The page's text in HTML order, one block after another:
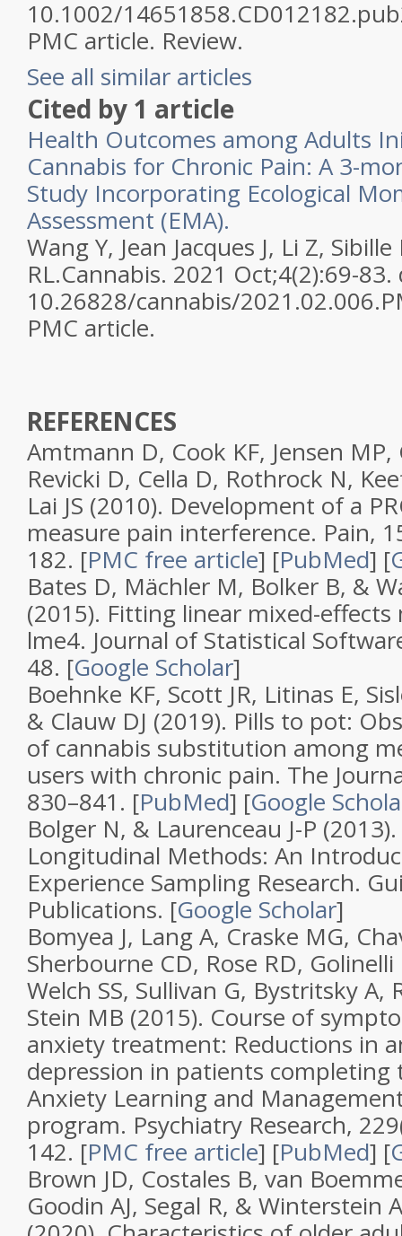
10.1002/
PMC article. Review.
See all similar articles
Cited by 1 article
Health Outcomes among Adults
Cannabis for Chronic Pain: A 3-
Study Incorporating Ecological
Assessment (EMA).
Wang Y, Jean Jacques J, Li Z,
RL.Cannabis. 2021 Oct;4(2):69-83.
10.26828/cannabis/
PMC article.
REFERENCES
Amtmann D, Cook KF, Jensen MP,
Revicki D, Cella D, Rothrock N,
Lai JS (2010). Development of a
measure pain interference. Pain,
182. [PMC free article] [PubMed] [
Bates D, Mächler M, Bolker B, &
(2015). Fitting linear mixed-effects
lme4. Journal of Statistical
48. [Google Scholar]
Boehnke KF, Scott JR, Litinas E,
& Clauw DJ (2019). Pills to pot:
of cannabis substitution among
users with chronic pain. The
830–841. [PubMed] [Google
Bolger N, & Laurenceau J-P (2013).
Longitudinal Methods: An
Experience Sampling Research.
Publications. [Google Scholar]
Bomyea J, Lang A, Craske MG,
Sherbourne CD, Rose RD,
Welch SS, Sullivan G, Bystritsky A,
Stein MB (2015). Course of
anxiety treatment: Reductions in
depression in patients completing
Anxiety Learning and
program. Psychiatry Research, 229
142. [PMC free article] [PubMed] [
Brown JD, Costales B, van
Goodin AJ, Segal R, & Winterstein